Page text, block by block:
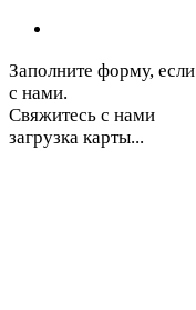
Заполните форму,
с нами.
Свяжитесь с нами
загрузка карты...